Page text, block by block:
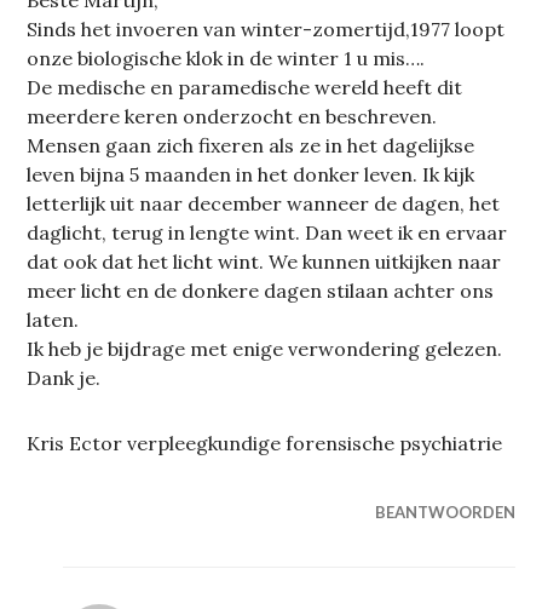
Sinds het invoeren van winter-zomertijd,1977 loopt
onze biologische klok in de winter 1 u mis….
De medische en paramedische wereld heeft dit
meerdere keren onderzocht en beschreven.
Mensen gaan zich fixeren als ze in het dagelijkse
leven bijna 5 maanden in het donker leven. Ik kijk
letterlijk uit naar december wanneer de dagen, het
daglicht, terug in lengte wint. Dan weet ik en ervaar
dat ook dat het licht wint. We kunnen uitkijken naar
meer licht en de donkere dagen stilaan achter ons
laten.
Ik heb je bijdrage met enige verwondering gelezen.
Dank je.
Kris Ector verpleegkundige forensische psychiatrie
BEANTWOORDEN